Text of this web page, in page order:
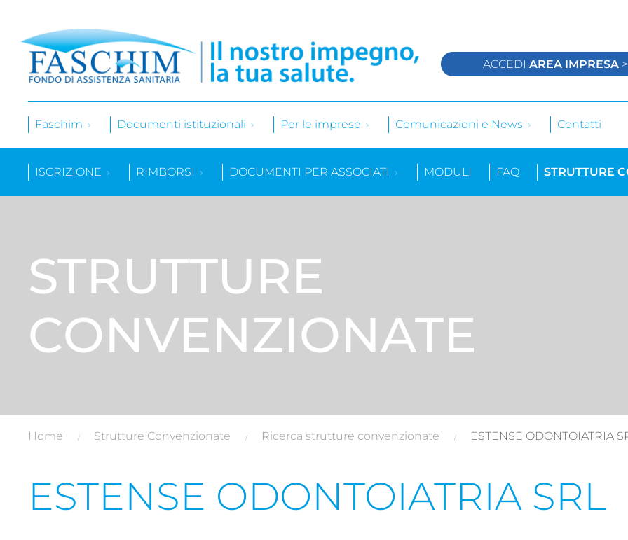
ACCEDIAREA IMPRESA >
Faschim Documenti istituzionali Per le imprese Comunicazioni e News Contatti
ISCRIZIONE RIMBORSI DOCUMENTI PER ASSOCIATI MODULI FAQ STRUTTURE
STRUTTURE
CONVENZIONATE
Home Strutture Convenzionate Ricerca strutture convenzionate ESTENSE ODONTOIATRIA
ESTENSE ODONTOIATRIA SRL